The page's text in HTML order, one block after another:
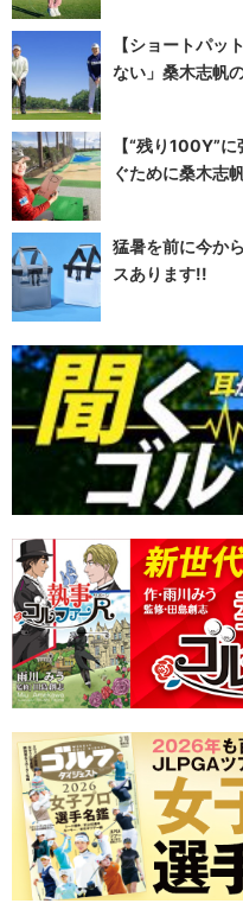
【ショートパッ
ない」桑木志帆
【“残り100Y”
ぐために桑木志
猛暑を前に今か
スあります!!